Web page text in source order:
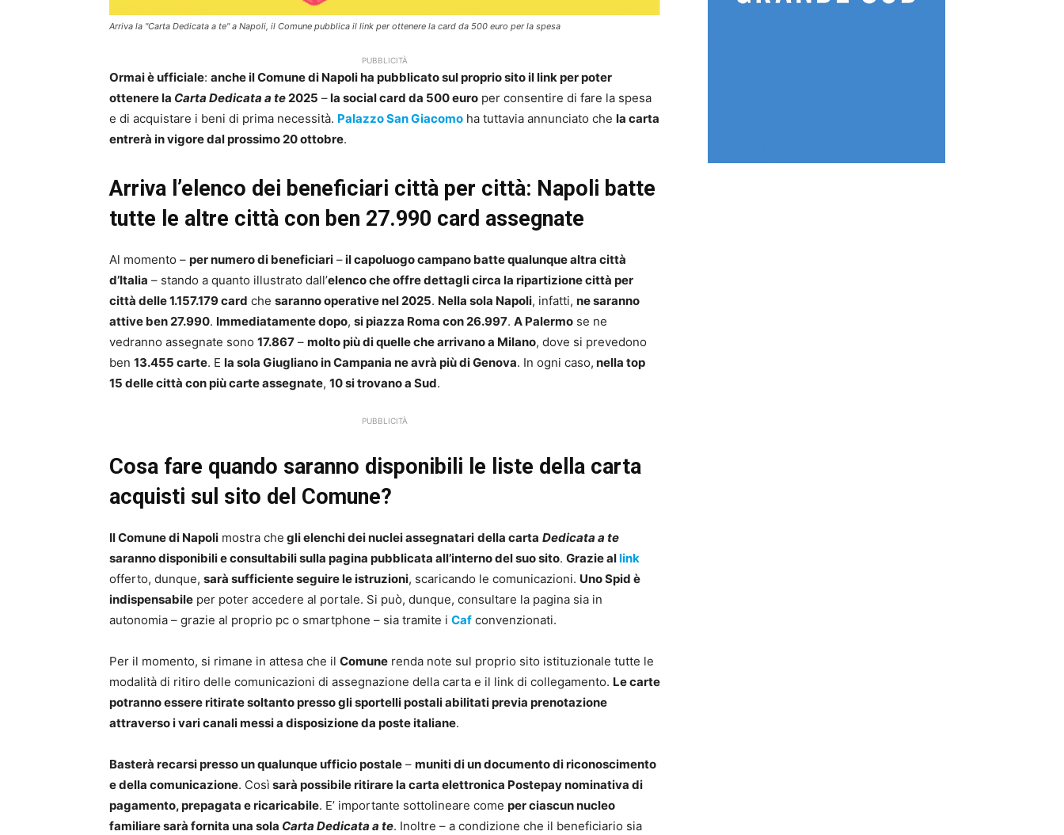
Arriva la "Carta Dedicata a te" a Napoli, il Comune pubblica il link per ottenere la card da 500 euro per la spesa
PUBBLICITÀ
Ormai è ufficiale: anche il Comune di Napoli ha pubblicato sul proprio sito il link per poter
ottenere la Carta Dedicata a te2025 –la social card da 500 euro per consentire di fare la spesa
e di acquistare i beni di prima necessità. Palazzo San Giacomo ha tuttavia annunciato che la carta
entrerà in vigore dal prossimo 20 ottobre.
Arriva l’elenco dei beneficiari città per città: Napoli batte
tutte le altre città con ben 27.990 card assegnate
Al momento – per numero di beneficiari –il capoluogo campano batte qualunque altra città
d’Italia – stando a quanto illustrato dall’elenco che offre dettagli circa la ripartizione città per
città delle 1.157.179 card che saranno operative nel 2025. Nella sola Napoli, infatti, ne saranno
attive ben 27.990. Immediatamente dopo, si piazza Roma con 26.997. A Palermo se ne
vedranno assegnate sono 17.867 – molto più di quelle che arrivano a Milano, dove si prevedono
ben 13.455 carte. E la sola Giugliano in Campania ne avrà più di Genova. In ogni caso, nella top
15 delle città con più carte assegnate, 10 si trovano a Sud.
PUBBLICITÀ
Cosa fare quando saranno disponibili le liste della carta
acquisti sul sito del Comune?
Il Comune di Napoli mostra che gli elenchi dei nuclei assegnatari della carta Dedicata a te
saranno disponibili e consultabili sulla pagina pubblicata all’interno del suo sito. Grazie allink
offerto, dunque, sarà sufficiente seguire le istruzioni, scaricando le comunicazioni. Uno Spid è
indispensabile per poter accedere al portale. Si può, dunque, consultare la pagina sia in
autonomia – grazie al proprio pc o smartphone – sia tramite i Caf convenzionati.
Per il momento, si rimane in attesa che il Comune renda note sul proprio sito istituzionale tutte le
modalità di ritiro delle comunicazioni di assegnazione della carta e il link di collegamento. Lecarte
potranno essere ritirate soltanto presso gli sportelli postali abilitati previa prenotazione
attraverso i vari canali messi a disposizione da poste italiane.
Basterà recarsi presso un qualunque ufficio postale – muniti di un documento di riconoscimento
e della comunicazione. Così sarà possibile ritirare la carta elettronica Postepay nominativa di
pagamento, prepagata e ricaricabile. E’ importante sottolineare come per ciascun nucleo
familiare sarà fornita una sola Carta Dedicata a te. Inoltre – a condizione che il beneficiario sia